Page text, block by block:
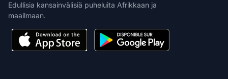
Edullisia kansainvälisiä puheluita Afrikkaan ja
maailmaan.